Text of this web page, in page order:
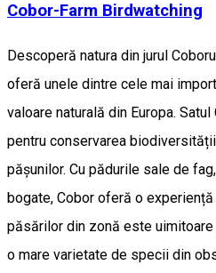
Cobor-Farm Birdwatching
Descoperă natura din jurul
oferă unele dintre cele mai
valoare naturală din Europa.
pentru conservarea
pășunilor. Cu pădurile sale de
bogate, Cobor oferă o
păsărilor din zonă este
o mare varietate de specii din